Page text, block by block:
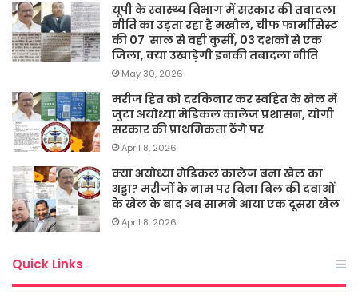
यूपी के स्वास्थ्य विभाग में सरकार की तबादला
नीति का उड़ता रहा है मखौल, चीफ फार्मासिस्ट
की 07 साल से वही कुर्सी, 03 दशकों से एक
जिला, क्या उखाड़ेगी इनकी तबादला नीति
May 30, 2026
मरीज हित को दरकिनार कर स्वहित के खेल में
जुटा अयोध्या मेडिकल कालेज प्रशासन, योगी
सरकार की प्राथमिकता ठेंगे पर
April 8, 2026
क्या अयोध्या मेडिकल कालेज बना खेल का
अड्डा? मरीजों के नाम पर बिना बिल की दवाओं
के खेल के बाद अब सामने आया एक दूसरा खेल
April 8, 2026
Quick Links